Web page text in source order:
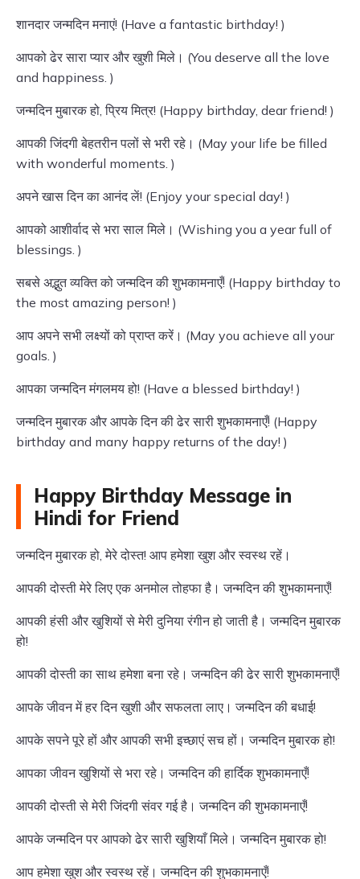
शानदार जन्मदिन मनाएं! (Have a fantastic birthday! )
आपको ढेर सारा प्यार और खुशी मिले। (You deserve all the love
and happiness. )
जन्मदिन मुबारक हो, प्रिय मित्र! (Happy birthday, dear friend! )
आपकी जिंदगी बेहतरीन पलों से भरी रहे। (May your life be filled
with wonderful moments. )
अपने खास दिन का आनंद लें! (Enjoy your special day! )
आपको आशीर्वाद से भरा साल मिले। (Wishing you a year full of
blessings. )
सबसे अद्भुत व्यक्ति को जन्मदिन की शुभकामनाएँ! (Happy birthday to
the most amazing person! )
आप अपने सभी लक्ष्यों को प्राप्त करें। (May you achieve all your
goals. )
आपका जन्मदिन मंगलमय हो! (Have a blessed birthday! )
जन्मदिन मुबारक और आपके दिन की ढेर सारी शुभकामनाएँ! (Happy
birthday and many happy returns of the day! )
Happy Birthday Message in
Hindi for Friend
जन्मदिन मुबारक हो, मेरे दोस्त! आप हमेशा खुश और स्वस्थ रहें।
आपकी दोस्ती मेरे लिए एक अनमोल तोहफा है। जन्मदिन की शुभकामनाएँ!
आपकी हंसी और खुशियों से मेरी दुनिया रंगीन हो जाती है। जन्मदिन मुबारक
हो!
आपकी दोस्ती का साथ हमेशा बना रहे। जन्मदिन की ढेर सारी शुभकामनाएँ!
आपके जीवन में हर दिन खुशी और सफलता लाए। जन्मदिन की बधाई!
आपके सपने पूरे हों और आपकी सभी इच्छाएं सच हों। जन्मदिन मुबारक हो!
आपका जीवन खुशियों से भरा रहे। जन्मदिन की हार्दिक शुभकामनाएँ!
आपकी दोस्ती से मेरी जिंदगी संवर गई है। जन्मदिन की शुभकामनाएँ!
आपके जन्मदिन पर आपको ढेर सारी खुशियाँ मिले। जन्मदिन मुबारक हो!
आप हमेशा खुश और स्वस्थ रहें। जन्मदिन की शुभकामनाएँ!